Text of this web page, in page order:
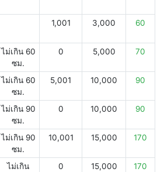
1,001 3,000 60
ไม่เกิน 60
ซม.
0 5,000 70
ไม่เกิน 60
ซม.
5,001 10,000 90
ไม่เกิน 90
ซม.
0 10,000 90
ไม่เกิน 90
ซม.
10,001 15,000 170
ไม่เกิน
0 15,000 170